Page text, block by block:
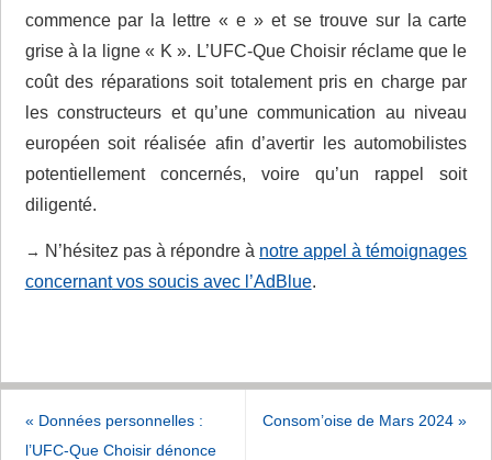
commence par la lettre « e » et se trouve sur la carte
grise à la ligne « K ». L’UFC-Que Choisir réclame que le
coût des réparations soit totalement pris en charge par
les constructeurs et qu’une communication au niveau
européen soit réalisée afin d’avertir les automobilistes
potentiellement concernés, voire qu’un rappel soit
diligenté.
→ N’hésitez pas à répondre à notre appel à témoignages
concernantvos soucis avec l’AdBlue.
« Données personnelles :
l’UFC-Que Choisir dénonce
Consom’oise de Mars 2024»